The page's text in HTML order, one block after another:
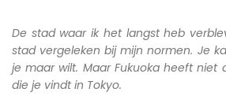
De stad waar ik het langst heb
stad vergeleken bij mijn normen. Je
je maar wilt. Maar Fukuoka heeft niet
die je vindt in Tokyo.